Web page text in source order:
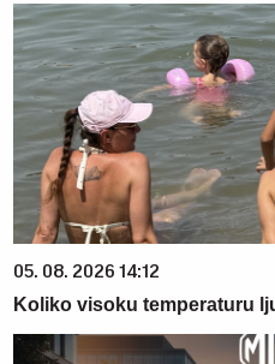
05. 08. 2026 14:12
Koliko visoku temperaturu